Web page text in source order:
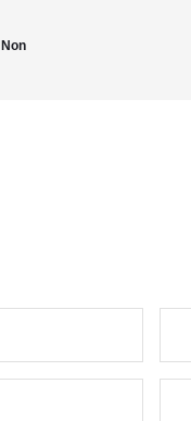
Non